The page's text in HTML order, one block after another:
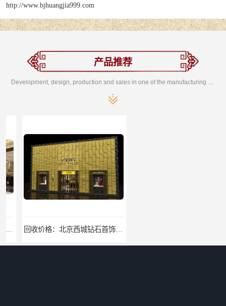
http://www.bjhuangjia999.com
产品推荐
回收价格：北京西城钻石首饰高价回收，当场结算回收找哪家